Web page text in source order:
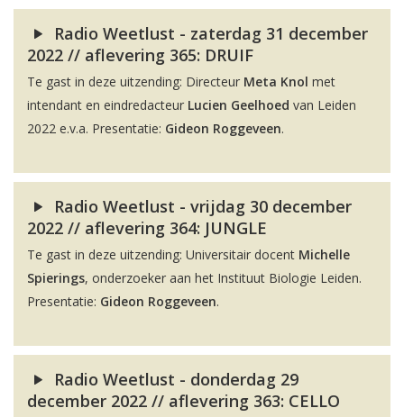
Radio Weetlust - zaterdag 31 december
2022 // aflevering 365: DRUIF
Te gast in deze uitzending: Directeur Meta Knol met
intendant en eindredacteur Lucien Geelhoed van Leiden
2022 e.v.a. Presentatie: Gideon Roggeveen.
Radio Weetlust - vrijdag 30 december
2022 // aflevering 364: JUNGLE
Te gast in deze uitzending: Universitair docent Michelle
Spierings, onderzoeker aan het Instituut Biologie Leiden.
Presentatie: Gideon Roggeveen.
Radio Weetlust - donderdag 29
december 2022 // aflevering 363: CELLO